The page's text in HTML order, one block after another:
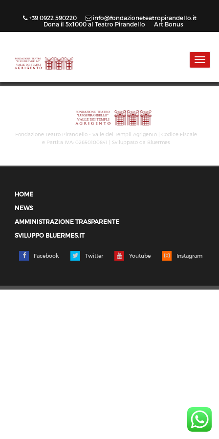
+39 0922 590220
info@fondazioneteatropirandello.it
Dona il 5x1000 al Teatro Pirandello
Art Bonus
Fondazione Teatro Pirandello - Valle dei Templi Agrigento | Codice Fiscale
e Partita IVA: 02650100841 | Sviluppato da Bluermes
HOME
NEWS
AMMINISTRAZIONE TRASPARENTE
SVILUPPO BLUERMES.IT
Facebook Twitter Youtube Instagram